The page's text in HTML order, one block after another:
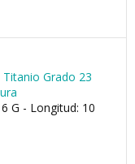
Grado 23
G - Longitud: 10